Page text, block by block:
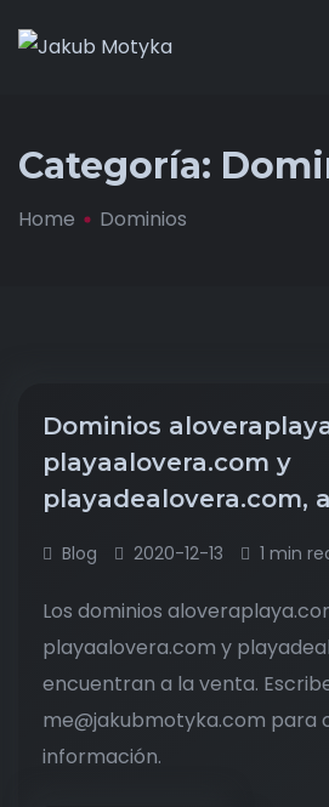
Categoría:
Home Dominios
Dominios
playaalovera.com y
playadealovera.com,
Blog 2020-12-13 1 min
Los dominios
playaalovera.com y
encuentran a la venta.
me@jakubmotyka.com para
información.